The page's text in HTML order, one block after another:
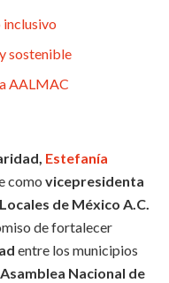
sostenible
AALMAC
Estefanía
como vicepresidenta
de México A.C.
de fortalecer
entre los municipios
Asamblea Nacional de